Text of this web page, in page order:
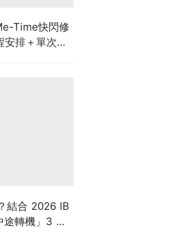
Time快閃修
排＋單次收
結合 2026 IB
途轉機」3 大